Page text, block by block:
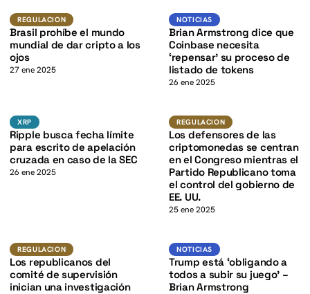
Regulacion
REGULACION
Brasil prohíbe el mundo
mundial de dar cripto a los
ojos
27 ene 2025
Noticias
NOTICIAS
Brian Armstrong dice que
Coinbase necesita
‘repensar’ su proceso de
listado de tokens
26 ene 2025
XRP K
XRP
Ripple busca fecha límite
para escrito de apelación
cruzada en caso de la SEC
26 ene 2025
Regulacion
REGULACION
Los defensores de las
criptomonedas se centran
en el Congreso mientras el
Partido Republicano toma
el control del gobierno de
EE. UU.
25 ene 2025
Regulacion
K
REGULACION
Los republicanos del
comité de supervisión
inician una investigación
Noticias
NOTICIAS
Trump está ‘obligando a
todos a subir su juego’ –
Brian Armstrong